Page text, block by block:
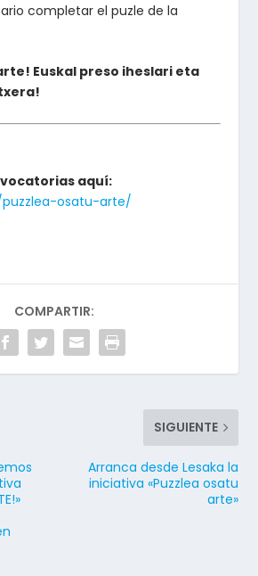
completar el puzle de la
Euskal preso iheslari eta
aquí:
osatu-arte/
COMPARTIR:
SIGUIENTE
Arranca desde Lesaka la
iniciativa «Puzzlea osatu
arte»